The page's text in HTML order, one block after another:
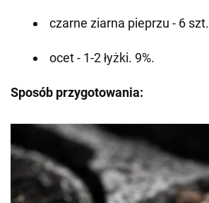
czarne ziarna pieprzu - 6 szt.
ocet - 1-2 łyżki. 9%.
Sposób przygotowania: